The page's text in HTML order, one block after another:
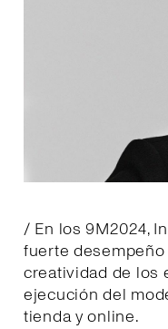
/ En los 9M2024,
fuerte
creatividad de los
ejecución del
tienda y online.